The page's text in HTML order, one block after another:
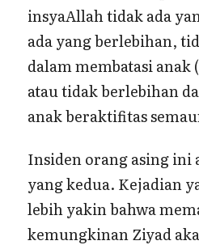
insyaAllah tidak ada
ada yang berlebihan,
dalam membatasi anak
atau tidak berlebihan
anak beraktifitas
Insiden orang asing ini
yang kedua. Kejadian
lebih yakin bahwa
kemungkinan Ziyad